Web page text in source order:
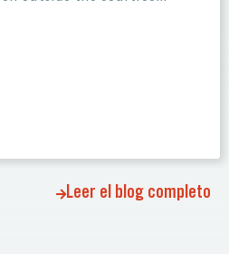
Leer el blog completo